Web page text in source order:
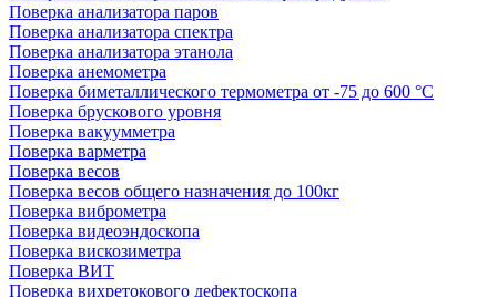
Поверка анализатора паров
Поверка анализатора спектра
Поверка анализатора этанола
Поверка анемометра
Поверка биметаллического термометра от -75 до 600 °С
Поверка брускового уровня
Поверка вакуумметра
Поверка варметра
Поверка весов
Поверка весов общего назначения до 100кг
Поверка виброметра
Поверка видеоэндоскопа
Поверка вискозиметра
Поверка ВИТ
Поверка вихретокового дефектоскопа